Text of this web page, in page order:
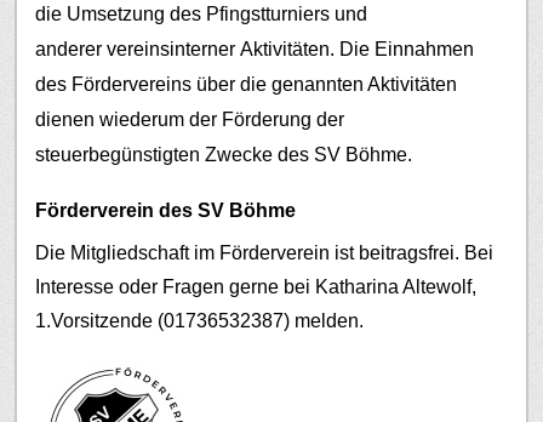
die Umsetzung des Pfingstturniers und
anderer vereinsinterner Aktivitäten. Die Einnahmen
des Fördervereins über die genannten Aktivitäten
dienen wiederum der Förderung der
steuerbegünstigten Zwecke des SV Böhme.
Förderverein des SV Böhme
Die Mitgliedschaft im Förderverein ist beitragsfrei. Bei
Interesse oder Fragen gerne bei Katharina Altewolf,
1.Vorsitzende (01736532387) melden.